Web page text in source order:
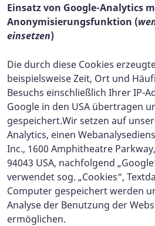
Einsatz von Google-Analytics
Anonymisierungsfunktion (
einsetzen)
Die durch diese Cookies
beispielsweise Zeit, Ort und
Besuchs einschließlich Ihrer IP-
Google in den USA übertragen
gespeichert.Wir setzen auf
Analytics, einen
Inc., 1600 Amphitheatre
94043 USA, nachfolgend
verwendet sog. „Cookies“,
Computer gespeichert werden
Analyse der Benutzung der
ermöglichen.